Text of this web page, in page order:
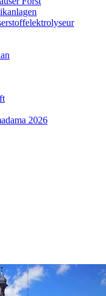
2026